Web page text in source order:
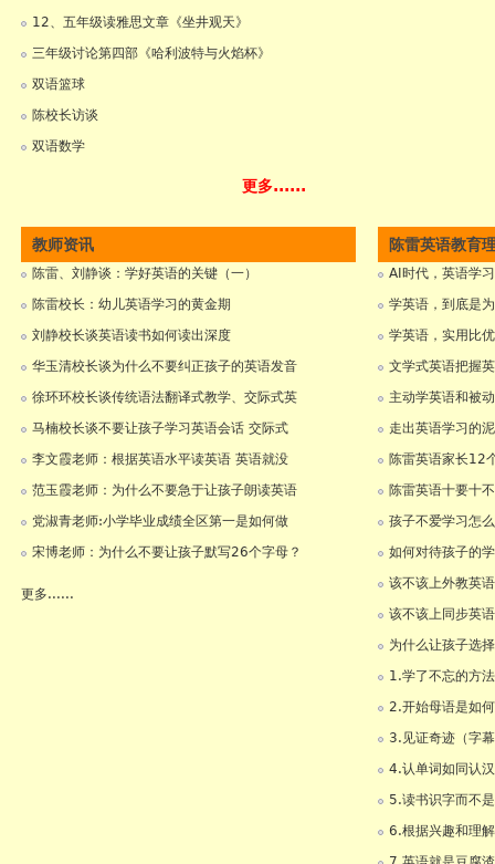
12、五年级读雅思文章《坐井观天》
三年级讨论第四部《哈利波特与火焰杯》
双语篮球
陈校长访谈
双语数学
更多......
教师资讯
陈雷、刘静谈：学好英语的关键（一）
陈雷校长：幼儿英语学习的黄金期
刘静校长谈英语读书如何读出深度
华玉清校长谈为什么不要纠正孩子的英语发音
徐环环校长谈传统语法翻译式教学、交际式英
马楠校长谈不要让孩子学习英语会话 交际式
李文霞老师：根据英语水平读英语 英语就没
范玉霞老师：为什么不要急于让孩子朗读英语
党淑青老师:小学毕业成绩全区第一是如何做
宋博老师：为什么不要让孩子默写26个字母？
更多......
陈雷英语教育
AI时代，英语学
学英语，到底是
学英语，实用比
文学式英语把握
主动学英语和被
走出英语学习的
陈雷英语家长12
陈雷英语十要十
孩子不爱学习怎
如何对待孩子的
该不该上外教英
该不该上同步英
为什么让孩子选
1.学了不忘的方
2.开始母语是如
3.见证奇迹（字
4.认单词如同认
5.读书识字而不
6.根据兴趣和理